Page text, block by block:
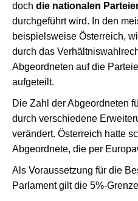
doch die nationalen
durchgeführt wird. In den
beispielsweise Österreich,
durch das
Abgeordneten auf die
aufgeteilt.
Die Zahl der Abgeordneten
durch verschiedene
verändert. Österreich hatte
Abgeordnete, die per
Als Voraussetzung für die
Parlament gilt die 5%-